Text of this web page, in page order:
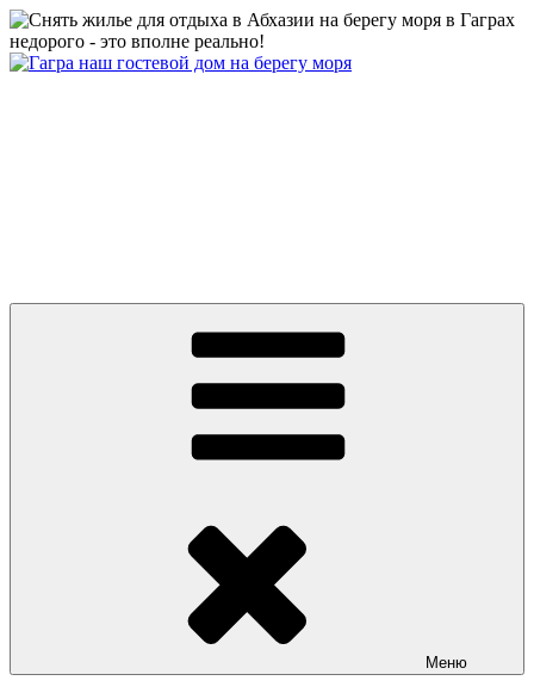
Перейти
к
содержимому
Меню